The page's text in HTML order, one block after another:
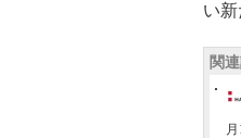
い
関